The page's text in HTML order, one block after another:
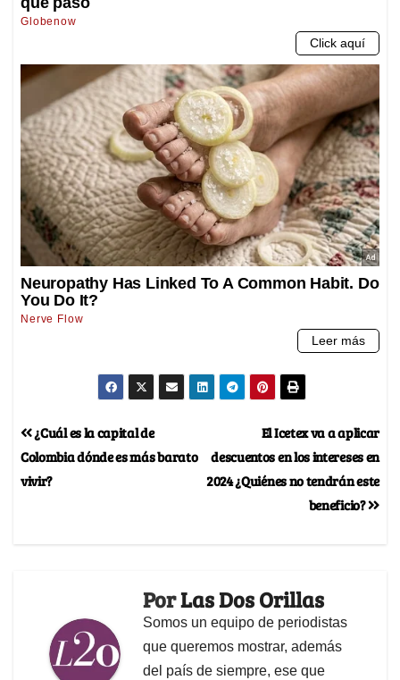
El Icetex va a aplicar
descuentos en los intereses en
2024 ¿Quiénes no tendrán este
beneficio?
¿Cuál es la capital de
Colombia dónde es más barato
vivir?
PorLas Dos Orillas
Somos un equipo de periodistas
que queremos mostrar, además
del país de siempre, ese que